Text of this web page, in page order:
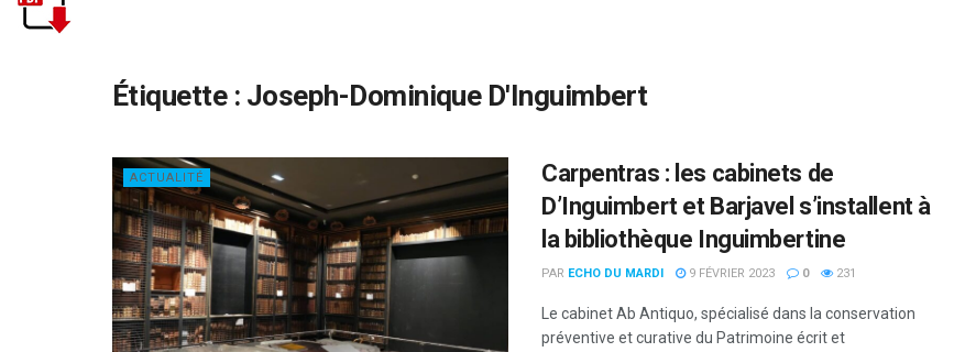
Étiquette : Joseph-Dominique D'Inguimbert
ACTUALITÉ
Carpentras : les cabinets de
D’Inguimbert et Barjavel s’installent à
la bibliothèque Inguimbertine
PAR ECHO DU MARDI 9 FÉVRIER 2023 0 231
Le cabinet Ab Antiquo, spécialisé dans la conservation
préventive et curative du Patrimoine écrit et